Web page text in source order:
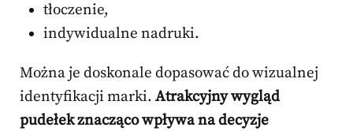
tłoczenie,
indywidualne nadruki.
Można je doskonale dopasować do wizualnej
identyfikacji marki. Atrakcyjny wygląd
pudełek znacząco wpływa na decyzje